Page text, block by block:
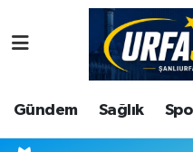
Gündem Sağlık
ASAYİS
ÇEVRE
Şanlıurfa Nöbetçi
Şanlıurfa Hava